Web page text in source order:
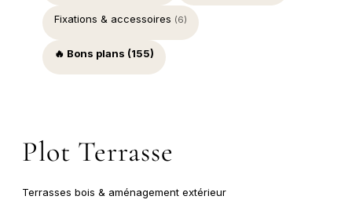
Fixations & accessoires (6)
🔥 Bons plans (155)
Plot Terrasse
Terrasses bois & aménagement extérieur